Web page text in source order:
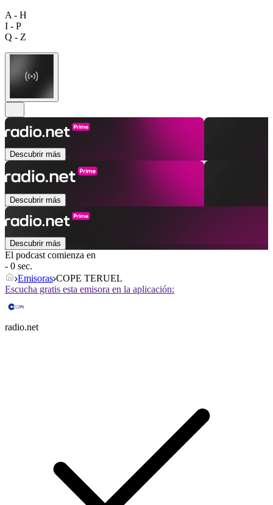
A - H
I - P
Q - Z
Descubrir más
Descubrir más
Descubrir más
El podcast comienza en
- 0 sec.
Emisoras COPE TERUEL
Escucha gratis esta emisora en la aplicación:
radio.net